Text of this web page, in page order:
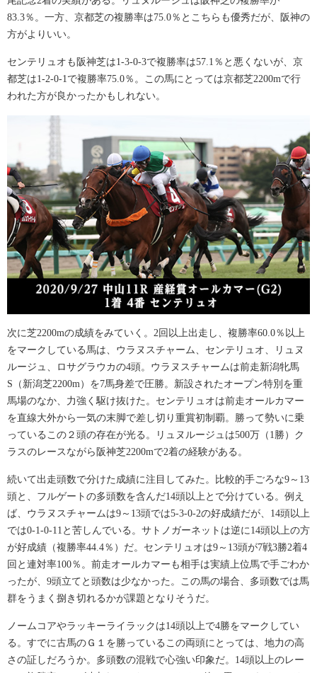
83.3％。一方、京都芝の複勝率は75.0％とこちらも優秀だが、阪神の
方がよりいい。
センテリュオも阪神芝は1-3-0-3で複勝率は57.1％と悪くないが、京
都芝は1-2-0-1で複勝率75.0％。この馬にとっては京都芝2200mで行
われた方が良かったかもしれない。
次に芝2200mの成績をみていく。2回以上出走し、複勝率60.0％以上
をマークしている馬は、ウラヌスチャーム、センテリュオ、リュヌ
ルージュ、ロサグラウカの4頭。ウラヌスチャームは前走新潟牝馬
S（新潟芝2200m）を7馬身差で圧勝。新設されたオープン特別を重
馬場のなか、力強く駆け抜けた。センテリュオは前走オールカマー
を直線大外から一気の末脚で差し切り重賞初制覇。勝って勢いに乗
っているこの２頭の存在が光る。リュヌルージュは500万（1勝）ク
ラスのレースながら阪神芝2200mで2着の経験がある。
続いて出走頭数で分けた成績に注目してみた。比較的手ごろな9～13
頭と、フルゲートの多頭数を含んだ14頭以上とで分けている。例え
ば、ウラヌスチャームは9～13頭では5-3-0-2の好成績だが、14頭以上
では0-1-0-11と苦しんでいる。サトノガーネットは逆に14頭以上の方
が好成績（複勝率44.4％）だ。センテリュオは9～13頭が7戦3勝2着4
回と連対率100％。前走オールカマーも相手は実績上位馬で手ごわか
ったが、9頭立てと頭数は少なかった。この馬の場合、多頭数では馬
群をうまく捌き切れるかが課題となりそうだ。
ノームコアやラッキーライラックは14頭以上で4勝をマークしてい
る。すでに古馬のＧ１を勝っているこの両頭にとっては、地力の高
さの証しだろうか。多頭数の混戦で心強い印象だ。14頭以上のレー